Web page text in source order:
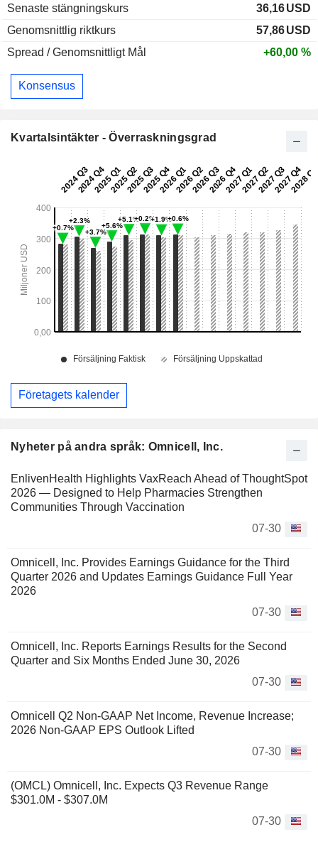
Nyheter på andra språk: Omnicell, Inc.
EnlivenHealth Highlights VaxReach Ahead of ThoughtSpot
2026 — Designed to Help Pharmacies Strengthen
Communities Through Vaccination
07-30
Omnicell, Inc. Provides Earnings Guidance for the Third
Quarter 2026 and Updates Earnings Guidance Full Year
2026
07-30
Omnicell, Inc. Reports Earnings Results for the Second
Quarter and Six Months Ended June 30, 2026
07-30
Omnicell Q2 Non-GAAP Net Income, Revenue Increase;
2026 Non-GAAP EPS Outlook Lifted
07-30
(OMCL) Omnicell, Inc. Expects Q3 Revenue Range
$301.0M - $307.0M
07-30
Senaste stängningskurs
36,16USD
Genomsnittlig riktkurs
57,86USD
Spread / Genomsnittligt Mål
+60,00 %
Konsensus
Kvartalsintäkter - Överraskningsgrad
Företagets kalender